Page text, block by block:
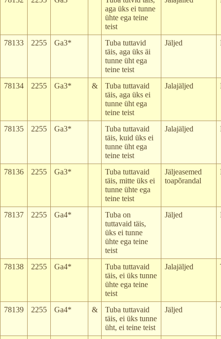
aga üks ei tunne
ühte ega teine
teist
78133 2255 Ga3*
Tuba tuttavid
täis, aga üks äi
tunne üht ega
teine teist
Jäljed
78134 2255 Ga3* &
Tuba tuttavaid
täis, aga üks ei
tunne üht ega
teine teist
Jalajäljed
78135 2255 Ga3*
Tuba tuttavaid
täis, kuid üks ei
tunne üht ega
teine teist
Jalajäljed
78136 2255 Ga3*
Tuba tuttavaid
täis, mitte üks ei
tunne ühte ega
teine teist
Jäljeasemed
toapõrandal
78137 2255 Ga4*
Tuba on
tuttavaid täis,
üks ei tunne
ühte ega teine
teist
Jäljed
78138 2255 Ga4*
Tuba tuttavaid
täis, ei üks tunne
ühte ega teine
teist
Jalajäljed
78139 2255 Ga4* &
Tuba tuttavaid
täis, ei üks tunne
üht, ei teine teist
Jäljed